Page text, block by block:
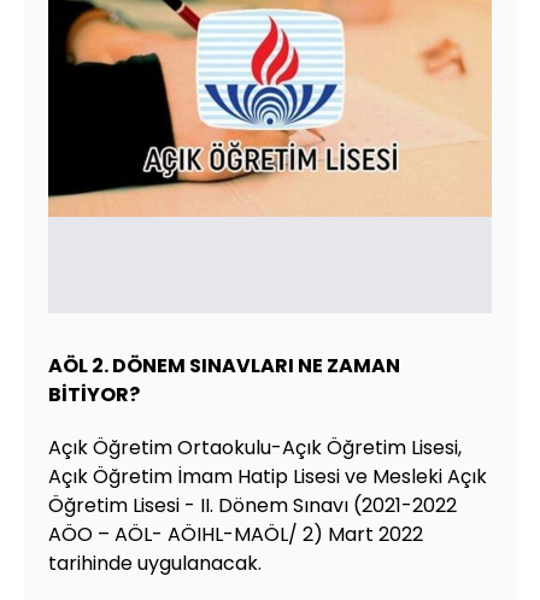
AÖL 2. DÖNEM SINAVLARI NE ZAMAN
BİTİYOR?
Açık Öğretim Ortaokulu-Açık Öğretim Lisesi,
Açık Öğretim İmam Hatip Lisesi ve Mesleki Açık
Öğretim Lisesi - II. Dönem Sınavı (2021-2022
AÖO – AÖL- AÖIHL-MAÖL/ 2) Mart 2022
tarihinde uygulanacak.